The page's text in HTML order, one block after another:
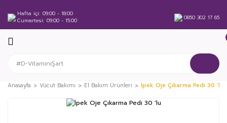
Hafta içi 09:00 - 18:00
Cumartesi 09:00 - 15:00 0850 302 17 65
Anasayfa Vücut Bakımı El Bakım Ürünleri İpek Oje Çıkarma Pedi 30 'lu